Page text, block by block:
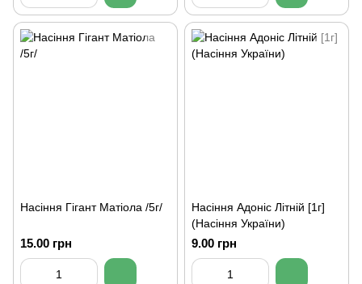
Насіння Гігант Матіола /5г/
15.00 грн
Насіння Адоніс Літній [1г]
(Насіння України)
9.00 грн